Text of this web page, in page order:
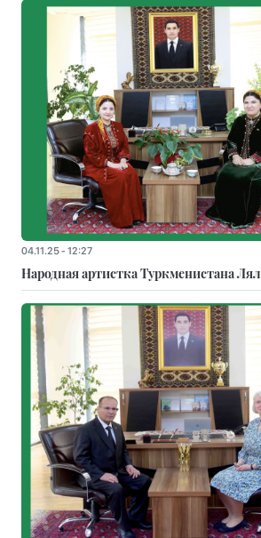
04.11.25 - 12:27
Народная артистка Туркменистана